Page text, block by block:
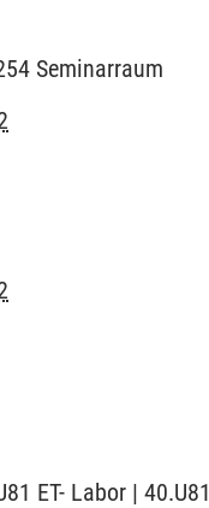
Seminarraum
ET- Labor | 40.U81